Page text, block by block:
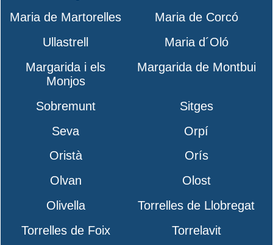
Maria de Martorelles
Maria de Corcó
Ullastrell
Maria d´Oló
Margarida i els
Monjos
Margarida de Montbui
Sobremunt
Sitges
Seva
Orpí
Oristà
Orís
Olvan
Olost
Olivella
Torrelles de Llobregat
Torrelles de Foix
Torrelavit